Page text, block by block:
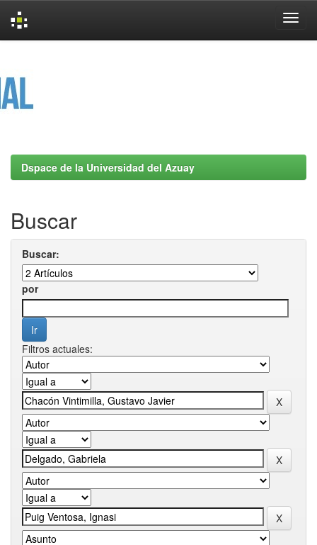
Dspace de la Universidad del Azuay
Buscar
Buscar:
por
Filtros actuales: